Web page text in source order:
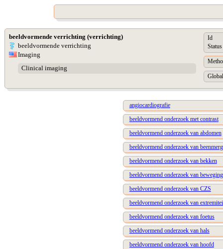
beeldvormende verrichting (verrichting)
beeldvormende verrichting
Imaging
Clinical imaging
Id
Status
angiocardiografie
beeldvormend onderzoek met contrast
beeldvormend onderzoek van abdomen
beeldvormend onderzoek van beenmerg
beeldvormend onderzoek van bekken
beeldvormend onderzoek van
beeldvormend onderzoek van CZS
beeldvormend onderzoek van
beeldvormend onderzoek van foetus
beeldvormend onderzoek van hals
beeldvormend onderzoek van hoofd